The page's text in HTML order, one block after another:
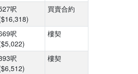
呎
買賣合約
呎
樓契
呎
樓契